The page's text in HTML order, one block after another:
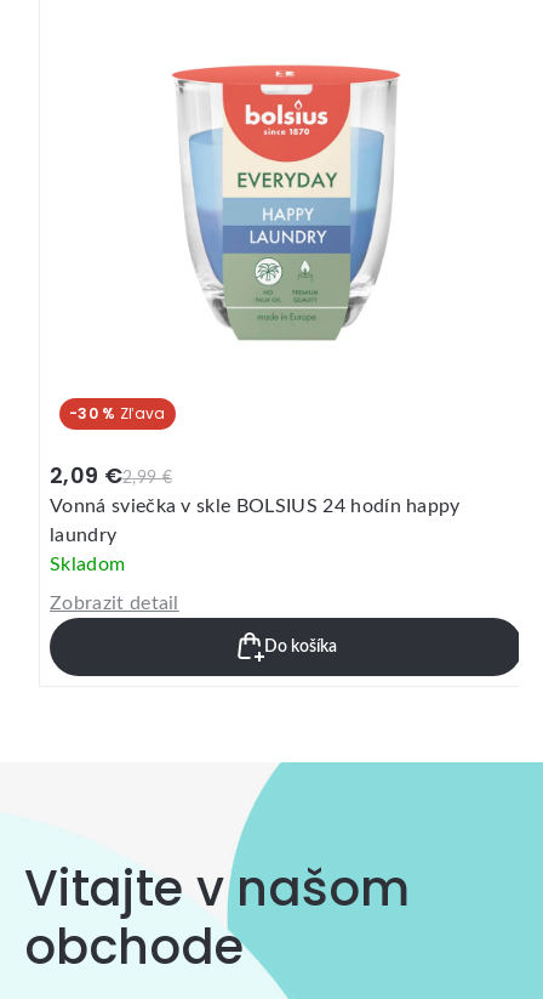
-30 %
2,99 €
2,09 €
Vonná sviečka v skle BOLSIUS 24 hodín happy
laundry
Skladom
Zobrazit detail
Do košíka
Vitajte v našom
obchode